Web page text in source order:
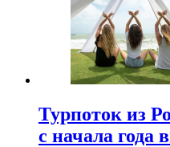
Турпоток из
с начала года